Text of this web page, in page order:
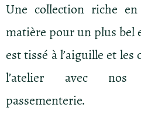
Une collection riche
matière pour un plus
est tissé à l’aiguille et
l’atelier avec nos
passementerie.